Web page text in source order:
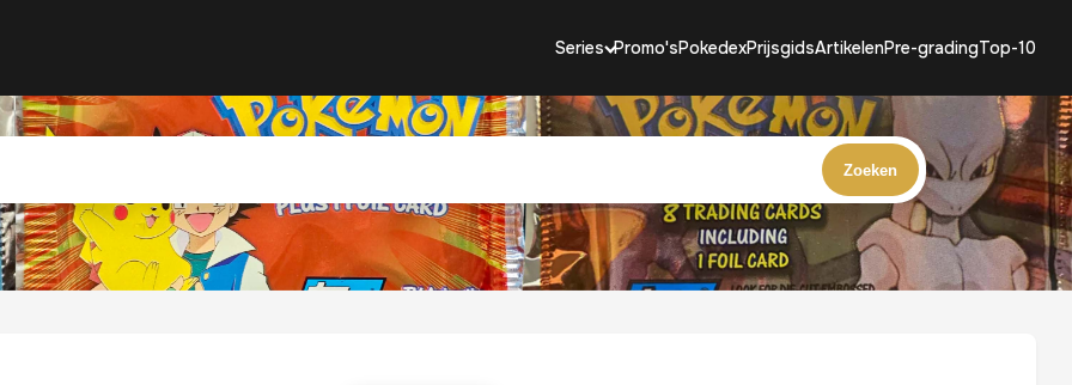
Series Promo'sPokedexPrijsgidsArtikelenPre-gradingTop-10
Zoeken